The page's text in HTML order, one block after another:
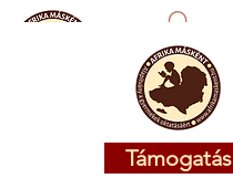
Támogatás
Támogatás